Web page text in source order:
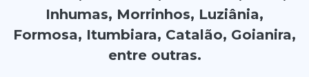
Inhumas, Morrinhos, Luziânia,
Formosa, Itumbiara, Catalão, Goianira,
entre outras.